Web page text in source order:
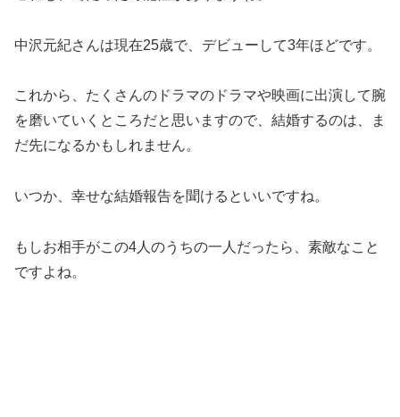
中沢元紀さんは現在25歳で、デビューして3年ほどです。
これから、たくさんのドラマのドラマや映画に出演して腕
を磨いていくところだと思いますので、結婚するのは、ま
だ先になるかもしれません。
いつか、幸せな結婚報告を聞けるといいですね。
もしお相手がこの4人のうちの一人だったら、素敵なこと
ですよね。